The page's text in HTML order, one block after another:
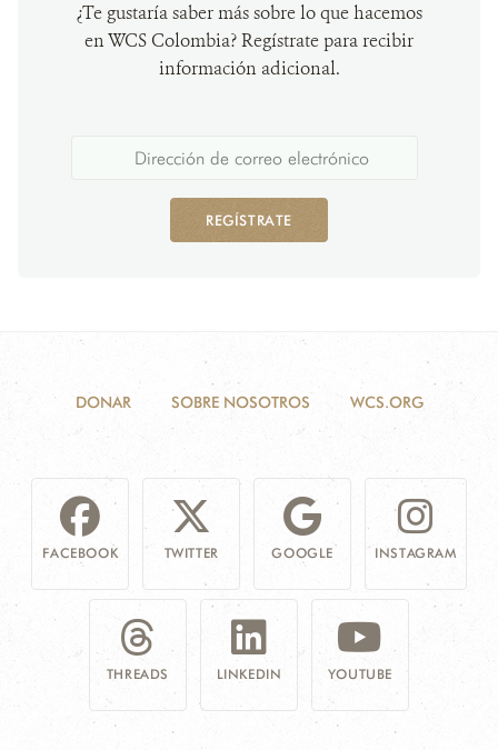
¿Te gustaría saber más sobre lo que hacemos
en WCS Colombia? Regístrate para recibir
información adicional.
REGÍSTRATE
DONAR SOBRE NOSOTROS WCS.ORG
FACEBOOK TWITTER GOOGLE INSTAGRAM
THREADS LINKEDIN YOUTUBE